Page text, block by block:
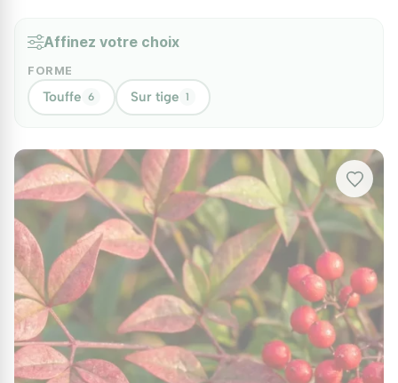
Affinez votre choix
FORME
Touffe 6 Sur tige 1